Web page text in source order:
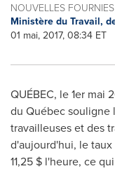
NOUVELLES
Ministère du Travail,
01 mai, 2017, 08:34 ET
QUÉBEC, le 1er mai
du Québec souligne
travailleuses et des
d'aujourd'hui, le
11,25 $ l'heure, ce